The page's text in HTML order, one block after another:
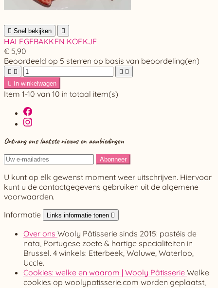
 Snel bekijken 
HALFGEBAKKEN KOEKJE
€ 5,90
Beoordeeld op 5 sterren op basis van beoordeling(en)
   

In winkelwagen
Item 1-10 van 10 in totaal item(s)
Ontvang ons laatste nieuws en aanbiedingen
U kunt op elk gewenst moment weer uitschrijven. Hiervoor
kunt u de contactgegevens gebruiken uit de algemene
voorwaarden.
Informatie
Links informatie tonen 
Over ons Wooly Pâtisserie sinds 2015: pastéis de
nata, Portugese zoete & hartige specialiteiten in
Brussel. 4 winkels: Etterbeek, Woluwe, Waterloo,
Uccle.
Cookies: welke en waarom | Wooly Pâtisserie Welke
cookies op woolypatisserie.com worden geplaatst,